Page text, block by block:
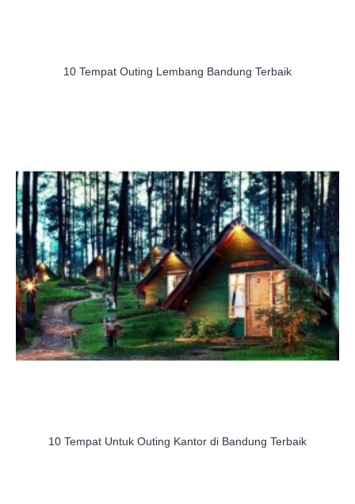
10 Tempat Outing Lembang Bandung Terbaik
10 Tempat Untuk Outing Kantor di Bandung Terbaik